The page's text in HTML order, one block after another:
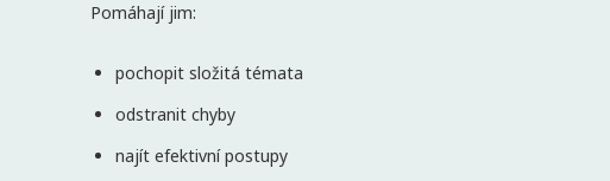
Pomáhají jim:
pochopit složitá témata
odstranit chyby
najít efektivní postupy